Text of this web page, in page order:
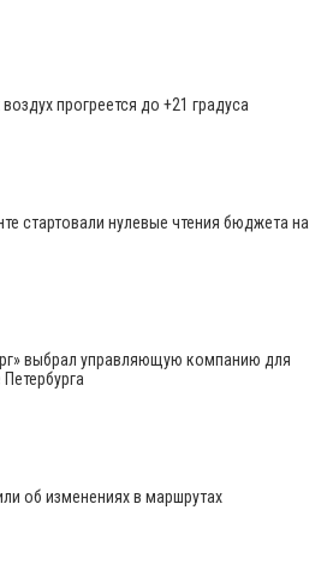
прогреется до +21 градуса
стартовали нулевые чтения бюджета на
выбрал управляющую компанию для
об изменениях в маршрутах